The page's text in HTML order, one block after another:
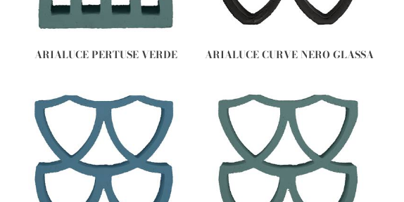
ARIALUCE PERTUSE VERDE ARIALUCE CURVE NERO GLASSA